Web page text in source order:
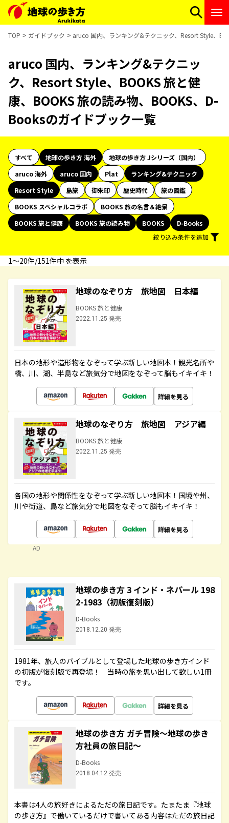
TOP ガイドブック aruco 国内、ランキング&テクニック、Resort Style、
aruco 国内、ランキング&テクニッ
ク、Resort Style、BOOKS 旅と健
康、BOOKS 旅の読み物、BOOKS、D-
Booksのガイドブック一覧
すべて 地球の歩き方 海外
地球の歩き方 Jシリーズ（国内）
aruco 海外
aruco 国内 Plat
ランキング&テクニック
Resort Style
島旅 御朱印 歴史時代
旅の図鑑
BOOKS スペシャルコラボ
BOOKS 旅の名言＆絶景
BOOKS 旅と健康
BOOKS 旅の読み物 BOOKS
D-Books
絞り込み条件を追加
1〜20件/151件中 を表示
地球のなぞり方 旅地図 日本編
BOOKS 旅と健康
2022.11.25 発売
日本の地形や造形物をなぞって学ぶ新しい地図本！観光名所や
橋、川、湖、半島など旅気分で地図をなぞって脳もイキイキ！
詳細を見る
地球のなぞり方 旅地図 アジア編
BOOKS 旅と健康
2022.11.25 発売
各国の地形や関係性をなぞって学ぶ新しい地図本！国境や州、
川や街道、島など旅気分で地図をなぞって脳もイキイキ！
詳細を見る
AD
地球の歩き方 3 インド・ネパール 198
2-1983（初版復刻版）
D-Books
2018.12.20 発売
1981年、旅人のバイブルとして登場した地球の歩き方インド
の初版が復刻版で再登場！ 当時の旅を思い出して欲しい1冊
です。
詳細を見る
地球の歩き方 ガチ冒険～地球の歩き
方社員の旅日記～
D-Books
2018.04.12 発売
本書は4人の旅好きによるただの旅日記です。たまたま『地球
の歩き方』で働いているだけで書いてある内容はただの旅日記